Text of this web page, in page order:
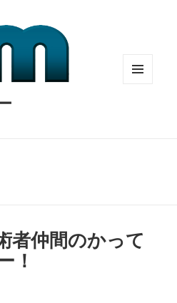
者仲間のかって
！